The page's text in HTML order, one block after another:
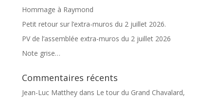
:Hommage à Raymond
Petit retour sur l’extra-muros du 2 juillet 2026.
PV de l’assemblée extra-muros du 2 juillet 2026
Note grise…
Commentaires récents
Jean-Luc Mattheydans Le tour du Grand Chavalard,